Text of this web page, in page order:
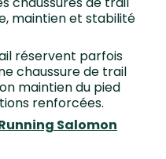
maintien et stabilité
réservent parfois
chaussure de trail
maintien du pied
renforcées.
Salomon